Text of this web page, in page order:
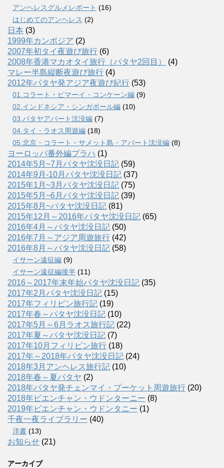
アンヘレスグルメレポート (16)
はじめてのアンヘレス (2)
日本 (3)
1999年カンボジア (2)
2007年初タイ夜遊び旅行 (6)
2008年香港マカオタイ旅行（パタヤ2回目）
(4)
マレー半島縦断夜遊び旅行 (4)
2012年パタヤ発アジア夜遊び紀行 (53)
01.コラート・ピマーイ・コンケーン編 (9)
02.インドネシア・シンガポール編 (10)
03.パタヤアパート沈没編 (7)
04.タイ・ラオス周遊編 (18)
05.北京・コラート・サメット島・アパート沈没編 (8)
ヨーロッパ番外編プラハ (1)
2014年5月~7月パタヤ沈没日記 (59)
2014年9月-10月パタヤ沈没日記 (37)
2015年1月~3月パタヤ沈没日記 (75)
2015年5月~6月パタヤ沈没日記 (39)
2015年8月~パタヤ沈没日記 (81)
2015年12月～2016年パタヤ沈没日記 (65)
2016年4月～パタヤ沈没日記 (50)
2016年7月～アジア周遊旅行 (42)
2016年8月～パタヤ沈没日記 (58)
イサーン遠征編 (9)
イサーン遠征編後半 (11)
2016～2017年末年始パタヤ沈没日記 (35)
2017年2月パタヤ沈没日記 (15)
2017年フィリピン旅行記 (19)
2017年春～パタヤ沈没日記 (10)
2017年5月～6月ラオス旅行記 (22)
2017年夏～パタヤ沈没日記 (7)
2017年10月フィリピン旅行 (18)
2017年～2018年パタヤ沈没日記 (24)
2018年3月アンヘレス旅行記 (10)
2018年春～夏パタヤ (2)
2018年パタヤ発チェンマイ・プーケット周遊旅行 (20)
2018年ビエンチャン・ウドンターニー (8)
2019年ビエンチャン・ウドンタニー (1)
千夜一夜ライブラリー (40)
洋書 (13)
お知らせ (21)
アーカイブ